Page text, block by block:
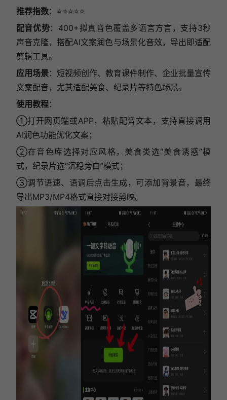
推荐指数：⭐⭐⭐⭐⭐
配音优势：400+拟真音色覆盖多语言方言，支持3秒
声音克隆，搭配AI文案润色与场景化音效，导出即适配
剪辑工具。
应用场景：短视频创作、教育课件制作、企业批量宣传
文案配音，尤其适配美食、纪录片等特色场景。
使用教程：
①打开网页端或APP，粘贴配音文本，支持直接调用
AI润色功能优化文案；
②在音色库选择对应风格，美食类选“美食诱惑”模
式，纪录片选“沉稳旁白”模式；
③调节语速、语调后点击生成，可添加背景音，最终
导出MP3/MP4格式直接对接剪映。